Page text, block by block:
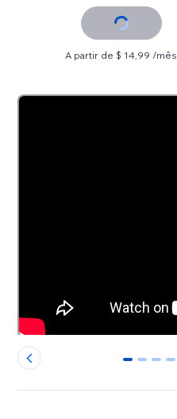
A partir de $ 14,99 /mês
0 1 2 3